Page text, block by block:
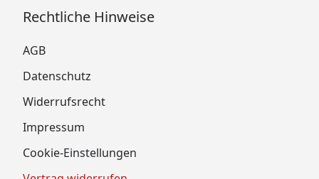
Rechtliche Hinweise
AGB
Datenschutz
Widerrufsrecht
Impressum
Cookie-Einstellungen